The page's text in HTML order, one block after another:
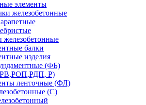
элементы
железобетонные
балки
изделия
(ФБ)
Р)
ленточные (ФЛ)
(С)